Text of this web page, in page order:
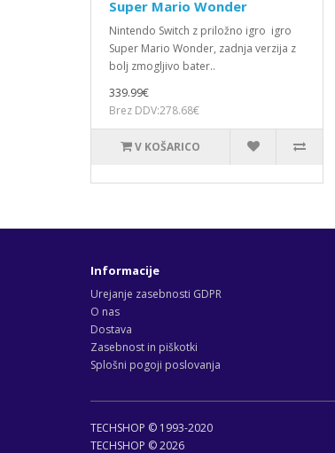
Super Mario Wonder
Nintendo Switch z priložno igro igro
Super Mario Wonder, zadnja verzija z
bolj zmogljivo bater..
339.99€
Brez DDV:278.68€
V KOŠARICO
Informacije
Urejanje zasebnosti GDPR
O nas
Dostava
Zasebnost in piškotki
Splošni pogoji poslovanja
TECHSHOP © 1993-2020
TECHSHOP © 2026